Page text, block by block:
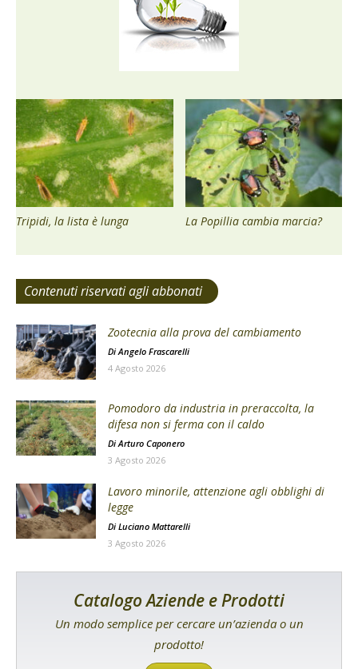
Tripidi, la lista è lunga La Popillia cambia marcia?
Contenuti riservati agli abbonati
Zootecnia alla prova del cambiamento
DiAngelo Frascarelli
4 Agosto 2026
Pomodoro da industria in preraccolta, la
difesa non si ferma con il caldo
Di Arturo Caponero
3 Agosto 2026
Lavoro minorile, attenzione agli obblighi di
legge
Di Luciano Mattarelli
3 Agosto 2026
Catalogo Aziende e Prodotti
Un modo semplice per cercare un’azienda o un
prodotto!